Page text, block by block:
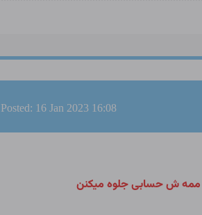
Posted: 16 Jan 2023 16:08
ممه ش حسابی جلوه میکنن